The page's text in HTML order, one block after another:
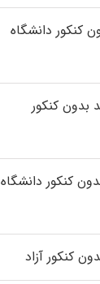
کنکور دانشگاه
بدون کنکور
کنکور دانشگاه
کنکور آزاد